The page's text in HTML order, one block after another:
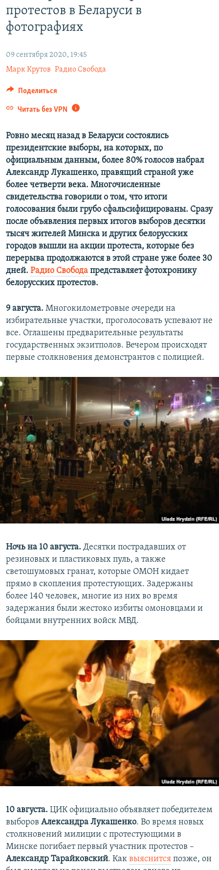
ПОБЕДИТЕЛЕЙ НЕ СУДЯТ?
КРЫМ.НЕПОКОРЕННЫЙ
ПРИСОЕДИНЯЙТЕСЬ!
Все сайты RFE/RL
протестов в Беларуси в
фотографиях
09 сентября 2020, 19:45
Марк Крутов Радио Свобода
Поделиться
Читать без VPN
Ровно месяц назад в Беларуси состоялись
президентские выборы, на которых, по
официальным данным, более 80% голосов набрал
Александр Лукашенко, правящий страной уже
более четверти века. Многочисленные
свидетельства говорили о том, что итоги
голосования были грубо сфальсифицированы. Сразу
после объявления первых итогов выборов десятки
тысяч жителей Минска и других белорусских
городов вышли на акции протеста, которые без
перерыва продолжаются в этой стране уже более 30
дней. Радио Свобода представляет фотохронику
белорусских протестов.
9 августа. Многокилометровые очереди на
избирательные участки, проголосовать успевают не
все. Оглашены предварительные результаты
государственных экзитполов. Вечером происходят
первые столкновения демонстрантов с полицией.
Ночь на 10 августа. Десятки пострадавших от
резиновых и пластиковых пуль, а также
светошумовых гранат, которые ОМОН кидает
прямо в скопления протестующих. Задержаны
более 140 человек, многие из них во время
задержания были жестоко избиты омоновцами и
бойцами внутренних войск МВД.
10 августа. ЦИК официально объявляет победителем
выборов Александра Лукашенко. Во время новых
столкновений милиции с протестующими в
Минске погибает первый участник протестов –
Александр Тарайковский. Как выяснится позже, он